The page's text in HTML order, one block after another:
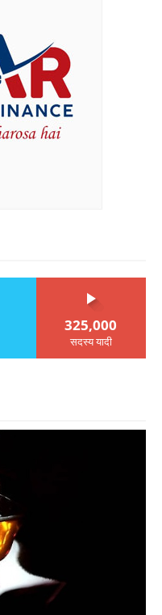
325,000
सदस्य यादी